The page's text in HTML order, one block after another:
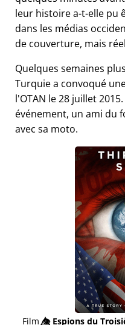
leur histoire a-t-elle pu
dans les médias
de couverture, mais
Quelques semaines
Turquie a convoqué
l'OTAN le 28 juillet
événement, un ami du
avec sa moto.
Film👁️⃤Espions du